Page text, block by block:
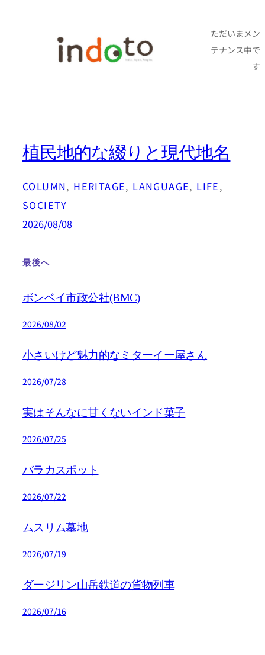
ただいまメン
テナンス中で
す
植民地的な綴りと現代地名
COLUMN, HERITAGE, LANGUAGE, LIFE
SOCIETY
2026/08/08
最後へ
ボンベイ市政公社(BMC)
2026/08/02
小さいけど魅力的なミターイー屋さん
2026/07/28
実はそんなに甘くないインド菓子
2026/07/25
バラカスポット
2026/07/22
ムスリム墓地
2026/07/19
ダージリン山岳鉄道の貨物列車
2026/07/16